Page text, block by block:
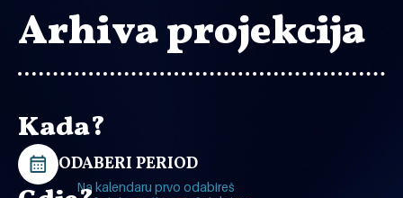
Arhiva projekcija
Kada?
ODABERI PERIOD
Na kalendaru prvo odabireš